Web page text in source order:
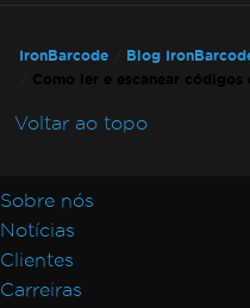
IronBarcode Blog
Como ler e escanear códigos
Voltar ao topo
Sobre nós
Notícias
Clientes
Carreiras